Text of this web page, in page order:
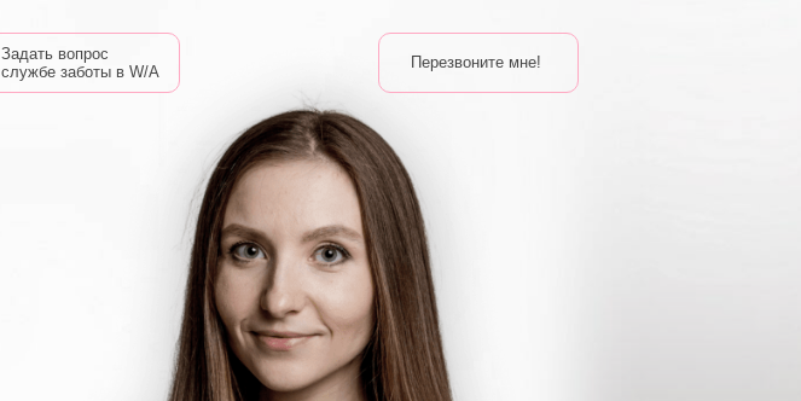
Задать вопрос
службе заботы в W/A
Перезвоните мне!